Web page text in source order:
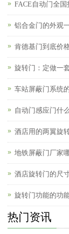
FACE自动门全国
铝合金门的外观
肯德基门到底价
旋转门：定做一
车站屏蔽门系统
自动门感应门什
酒店用的两翼旋
地铁屏蔽门厂家
酒店旋转门的尺
旋转门功能的功
热门资讯